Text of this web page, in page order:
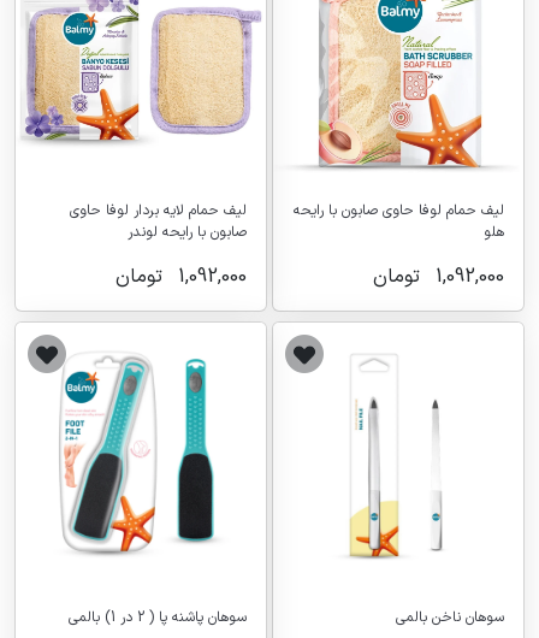
لیف حمام لوفا حاوی صابون با رایحه
هلو
1,092,000 تومان
لیف حمام لایه بردار لوفا حاوی
صابون با رایحه لوندر
1,092,000 تومان
سوهان ناخن بالمی سوهان پاشنه پا ( 2 در 1) بالمی